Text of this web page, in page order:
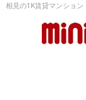
相見の1K賃貸マンショ